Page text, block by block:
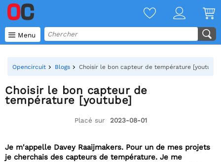
 Menu
Opencircuit Blogs Choisir le bon capteur de température [youtube]
Choisir le bon capteur de
température [youtube]
Placé sur 2023-08-01
Je m'appelle Davey Raaijmakers. Pour un de mes projets
je cherchais des capteurs de température. Je me